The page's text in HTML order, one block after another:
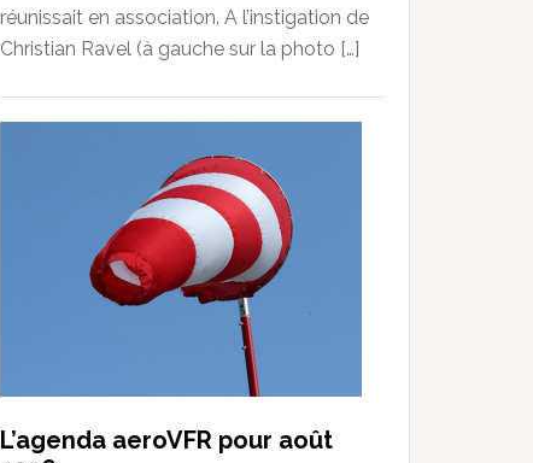
réunissait en association. A l’instigation de
Christian Ravel (à gauche sur la photo […]
L’agenda aeroVFR pour août